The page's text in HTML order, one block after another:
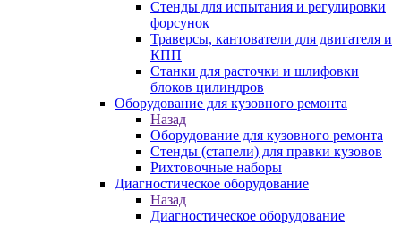
Стенды для испытания и регулировки
форсунок
Траверсы, кантователи для двигателя и
КПП
Станки для расточки и шлифовки
блоков цилиндров
Оборудование для кузовного ремонта
Назад
Оборудование для кузовного ремонта
Стенды (стапели) для правки кузовов
Рихтовочные наборы
Диагностическое оборудование
Назад
Диагностическое оборудование